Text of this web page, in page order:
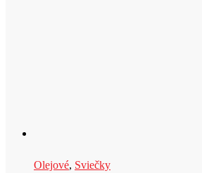
Olejové, Sviečky